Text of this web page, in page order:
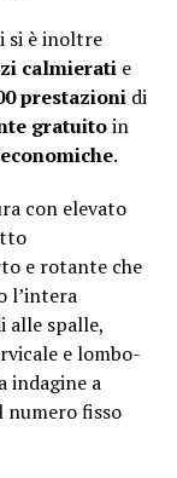
si è inoltre
calmieratie
prestazioni di
gratuitoin
.
con elevato
e rotante che
l’intera
alle spalle,
e lombo-
indagine a
numero fisso